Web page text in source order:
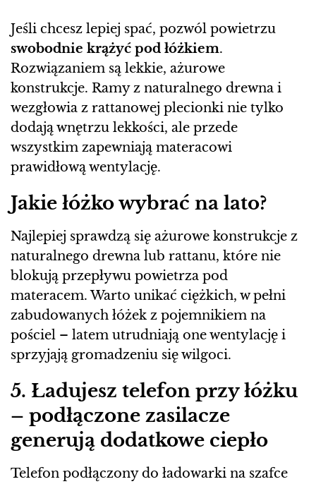
Jeśli chcesz lepiej spać, pozwól powietrzu
swobodnie krążyć pod łóżkiem.
Rozwiązaniem są lekkie, ażurowe
konstrukcje. Ramy z naturalnego drewna i
wezgłowia z rattanowej plecionki nie tylko
dodają wnętrzu lekkości, ale przede
wszystkim zapewniają materacowi
prawidłową wentylację.
Jakie łóżko wybrać na lato?
Najlepiej sprawdzą się ażurowe konstrukcje z
naturalnego drewna lub rattanu, które nie
blokują przepływu powietrza pod
materacem. Warto unikać ciężkich, w pełni
zabudowanych łóżek z pojemnikiem na
pościel – latem utrudniają one wentylację i
sprzyjają gromadzeniu się wilgoci.
5. Ładujesz telefon przy łóżku
– podłączone zasilacze
generują dodatkowe ciepło
Telefon podłączony do ładowarki na szafce